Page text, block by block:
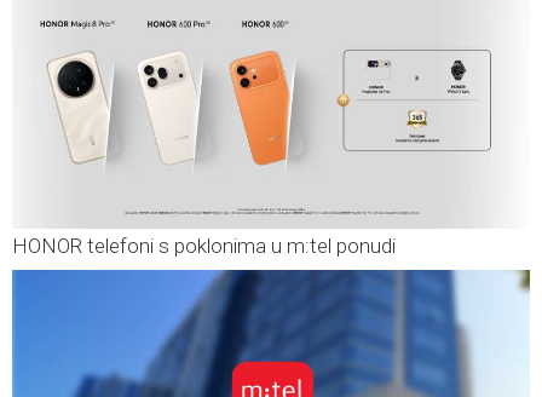
HONOR telefoni s poklonima u m:tel ponudi